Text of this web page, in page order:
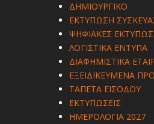
ΔΗΜΙΟΥΡΓΙΚΟ
ΕΚΤΥΠΩΣΗ
ΨΗΦΙΑΚΕΣ
ΛΟΓΙΣΤΙΚΑ ΕΝΤΥΠΑ
ΔΙΑΦΗΜΙΣΤΙΚΑ
ΕΞΕΙΔΙΚΕΥΜΕΝΑ
ΤΑΠΕΤΑ ΕΙΣΟΔΟΥ
ΕΚΤΥΠΩΣΕΙΣ
ΗΜΕΡΟΛΟΓΙΑ 2027